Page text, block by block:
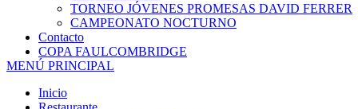
TORNEO JÓVENES PROMESAS DAVID FERRER
CAMPEONATO NOCTURNO
Contacto
COPA FAULCOMBRIDGE
MENÚ PRINCIPAL
Inicio